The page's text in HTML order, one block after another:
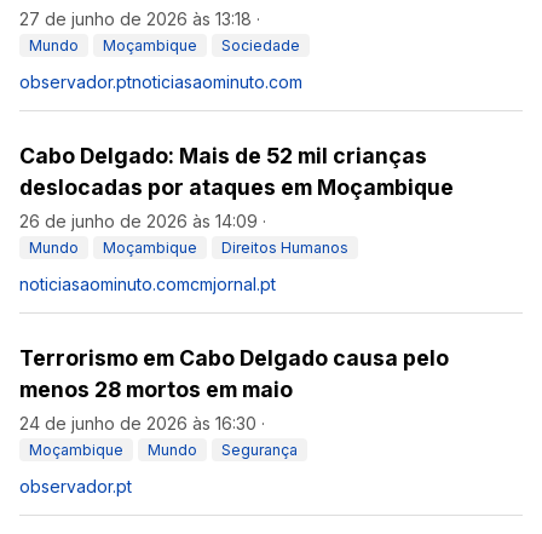
27 de junho de 2026 às 13:18 ·
Mundo Moçambique Sociedade
observador.ptnoticiasaominuto.com
Cabo Delgado: Mais de 52 mil crianças
deslocadas por ataques em Moçambique
26 de junho de 2026 às 14:09 ·
Mundo Moçambique Direitos Humanos
noticiasaominuto.comcmjornal.pt
Terrorismo em Cabo Delgado causa pelo
menos 28 mortos em maio
24 de junho de 2026 às 16:30 ·
Moçambique Mundo Segurança
observador.pt